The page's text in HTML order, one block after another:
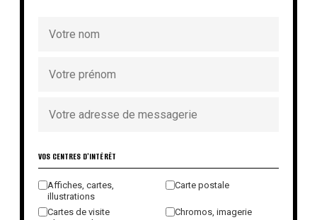
VOS CENTRES D'INTÉRÊT
Affiches, cartes,
illustrations
Carte postale
Cartes de visite
Chromos, imagerie